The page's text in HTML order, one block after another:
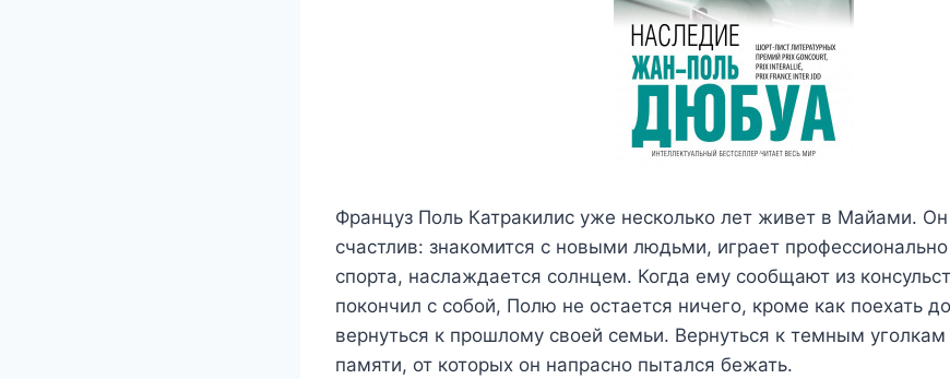
Француз Поль Катракилис уже несколько лет живет в Майами. Он
счастлив: знакомится с новыми людьми, играет
спорта, наслаждается солнцем. Когда ему сообщают из
покончил с собой, Полю не остается ничего, кроме как поехать
вернуться к прошлому своей семьи. Вернуться к темным уголкам
памяти, от которых он напрасно пытался бежать.